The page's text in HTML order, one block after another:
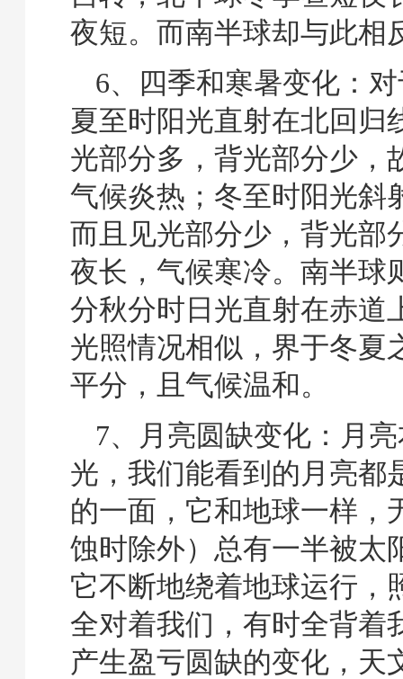
夜短。而南半球却与此相
6、四季和寒暑变化：
夏至时阳光直射在北回归
光部分多，背光部分少，
气候炎热；冬至时阳光斜
而且见光部分少，背光部
夜长，气候寒冷。南半球
分秋分时日光直射在赤道
光照情况相似，界于冬夏
平分，且气候温和。
7、月亮圆缺变化：月
光，我们能看到的月亮都
的一面，它和地球一样，
蚀时除外）总有一半被太
它不断地绕着地球运行，
全对着我们，有时全背着
产生盈亏圆缺的变化，天